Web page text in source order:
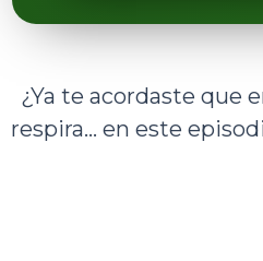
¿Ya te acordaste que
respira… en este